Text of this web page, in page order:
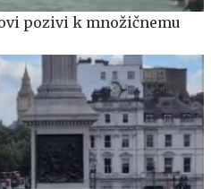
pozivi k množičnemu